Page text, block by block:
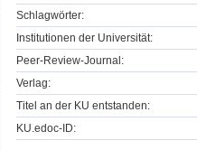
Schlagwörter:
Institutionen der Universität:
Peer-Review-Journal:
Verlag:
Titel an der KU entstanden:
KU.edoc-ID: